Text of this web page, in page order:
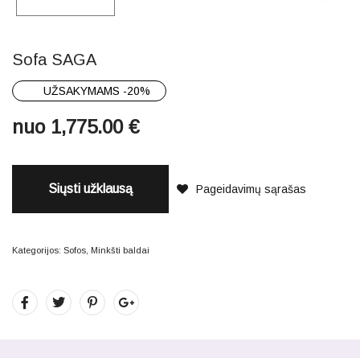
Sofa SAGA
UŽSAKYMAMS -20%
nuo 1,775.00 €
Siųsti užklausą Pageidavimų sąrašas
Kategorijos: Sofos Minkšti baldai